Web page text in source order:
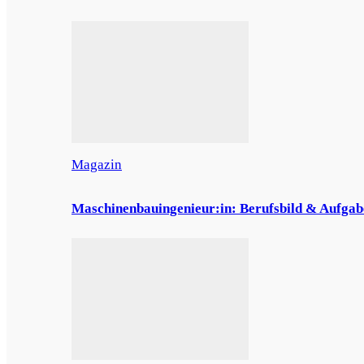
Magazin
Maschinenbauingenieur:in: Berufsbild &